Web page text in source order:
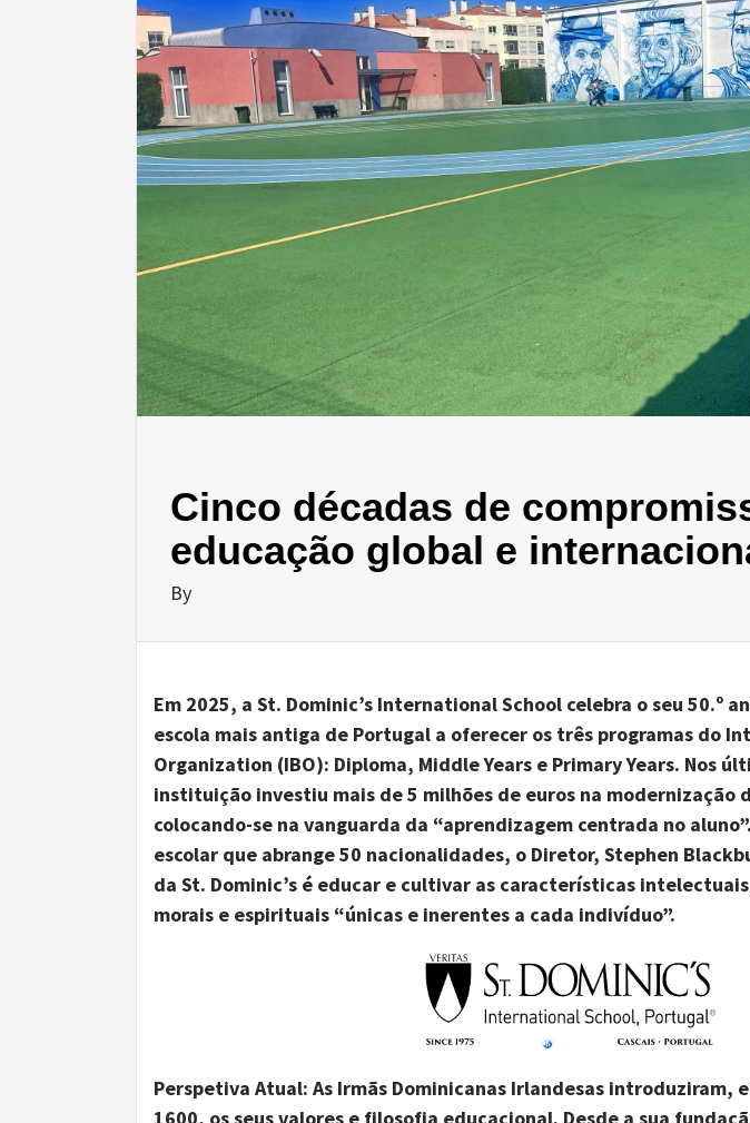
Cinco décadas de
educação global e
By
Em 2025, a St. Dominic’s International School celebra oseu 50.º
escola mais antiga de Portugal a oferecer os três programas do
Organization (IBO): Diploma, Middle Years e Primary Years. Nos
instituição investiu mais de 5 milhões de euros na modernização d
colocando-se na vanguarda da “aprendizagem centrada no aluno”
escolar que abrange 50 nacionalidades, o Diretor, Stephen
da St. Dominic’s é educar e cultivar as características
morais e espirituais “únicas e inerentes a cada indivíduo”.
Perspetiva Atual: As Irmãs Dominicanas Irlandesas introduziram,
1600, os seus valores e filosofia educacional. Desde a sua